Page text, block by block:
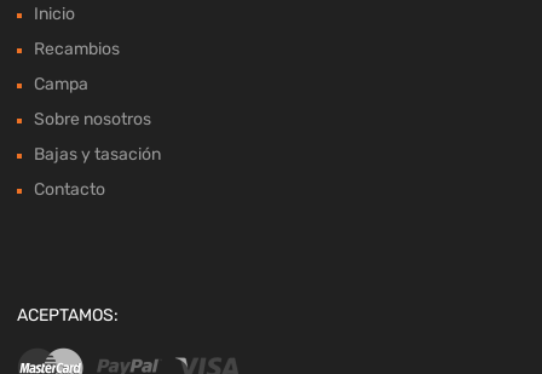
Inicio
Recambios
Campa
Sobre nosotros
Bajas y tasación
Contacto
ACEPTAMOS: